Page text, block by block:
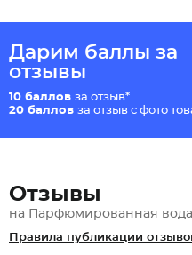
Дарим баллы за
отзывы
10 баллов за отзыв*
20 баллов за отзыв с фото
Отзывы
на Парфюмированная
Правила публикации